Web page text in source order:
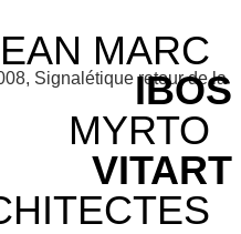
MARC
IBOS
MYRTO
VITART
Signalétique retour de la